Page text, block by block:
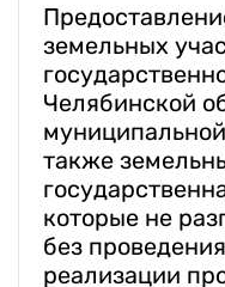
земельных
Челябинской
также
которые не
без
реализации